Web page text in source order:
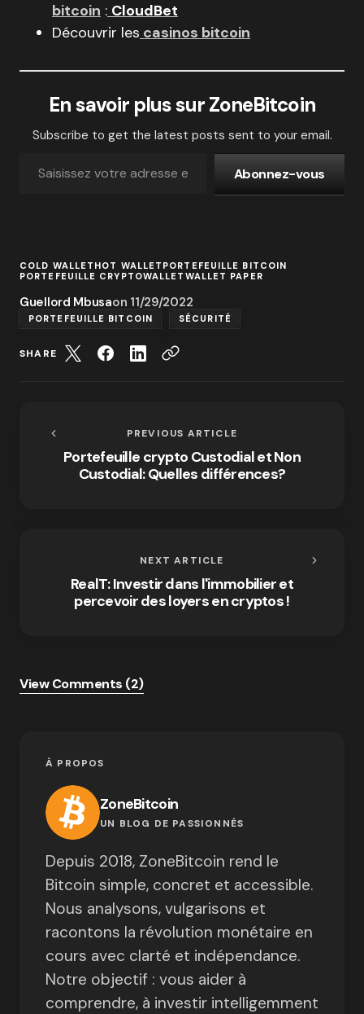
bitcoin : CloudBet
Découvrir les casinos bitcoin
En savoir plus sur ZoneBitcoin
Subscribe to get the latest posts sent to your email.
Abonnez-vous
COLD WALLET HOT WALLET PORTEFEUILLE BITCOIN
PORTEFEUILLE CRYPTOWALLET WALLET PAPER
Guellord Mbusaon 11/29/2022
PORTEFEUILLE BITCOIN SÉCURITÉ
SHARE
PREVIOUS ARTICLE
Portefeuille crypto Custodial et Non
Custodial: Quelles différences?
NEXT ARTICLE
RealT: Investir dans l'immobilier et
percevoir des loyers en cryptos !
View Comments (2)
À PROPOS
ZoneBitcoin
UN BLOG DE PASSIONNÉS
Depuis 2018, ZoneBitcoin rend le
Bitcoin simple, concret et accessible.
Nous analysons, vulgarisons et
racontons la révolution monétaire en
cours avec clarté et indépendance.
Notre objectif : vous aider à
comprendre, à investir intelligemment